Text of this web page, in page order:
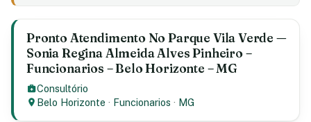
Pronto Atendimento No Parque Vila Verde —
Sonia Regina Almeida Alves Pinheiro –
Funcionarios – Belo Horizonte – MG
Consultório
Belo Horizonte · Funcionarios · MG